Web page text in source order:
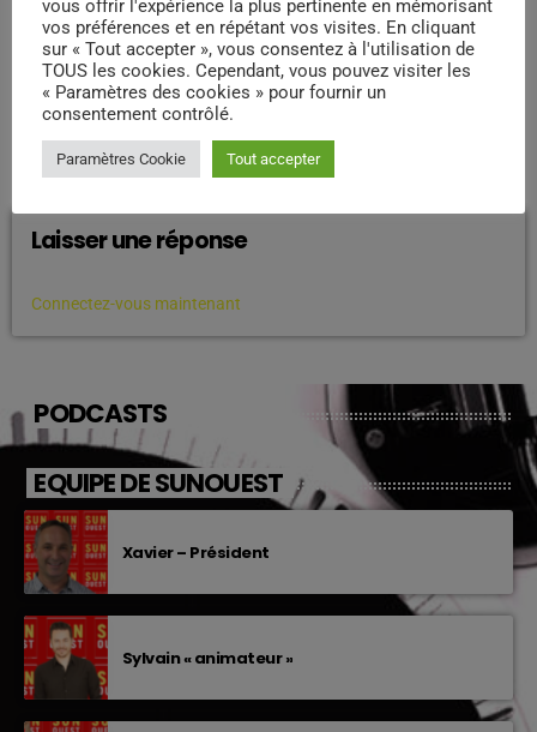
COMMENTAIRES D’ARTICLES (0)
Laisser une réponse
Connectez-vous maintenant
PODCASTS
EQUIPE DE SUNOUEST
Xavier – Président
Sylvain « animateur »
vous offrir l'expérience la plus pertinente en mémorisant
vos préférences et en répétant vos visites. En cliquant
sur « Tout accepter », vous consentez à l'utilisation de
TOUS les cookies. Cependant, vous pouvez visiter les
« Paramètres des cookies » pour fournir un
consentement contrôlé.
Paramètres Cookie Tout accepter